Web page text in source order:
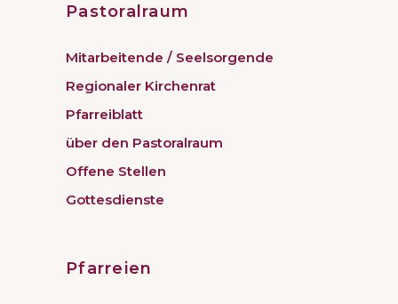
Pastoralraum
Mitarbeitende / Seelsorgende
Regionaler Kirchenrat
Pfarreiblatt
über den Pastoralraum
Offene Stellen
Gottesdienste
Pfarreien